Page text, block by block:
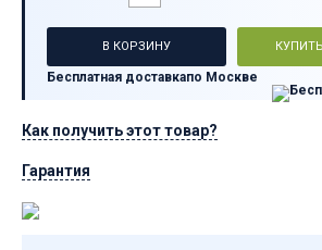
В КОРЗИНУ
Бесплатная доставкапо Москве
Как получить этот товар?
Гарантия